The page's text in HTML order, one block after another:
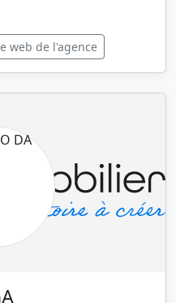
web de l'agence